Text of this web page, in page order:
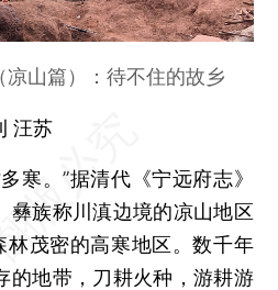
凉山篇）：待不住的故乡
汪苏
。”据清代《宁远府志》
彝族称川滇边境的凉山地区
林茂密的高寒地区。数千年
的地带，刀耕火种，游耕游